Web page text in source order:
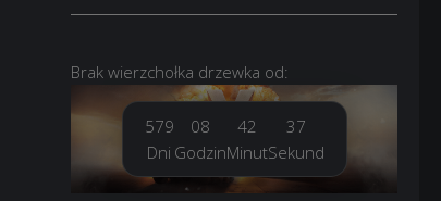
Brak wierzchołka drzewka od:
579
Dni
08
Godzin
42
Minut
38
Sekund